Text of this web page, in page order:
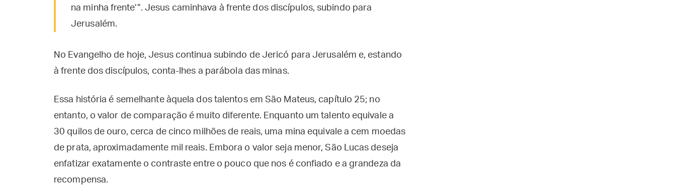
na minha frente’”. Jesus caminhava à frente dos discípulos, subindo para
Jerusalém.
No Evangelho de hoje, Jesus continua subindo de Jericó para Jerusalém e, estando
à frente dos discípulos, conta-lhes a parábola das minas.
Essa história é semelhante àquela dos talentos em São Mateus, capítulo 25; no
entanto, o valor de comparação é muito diferente. Enquanto um talento equivale a
30 quilos de ouro, cerca de cinco milhões de reais, uma mina equivale a cem moedas
de prata, aproximadamente mil reais. Embora o valor seja menor, São Lucas deseja
enfatizar exatamente o contraste entre o pouco que nos é confiado e a grandeza da
recompensa.